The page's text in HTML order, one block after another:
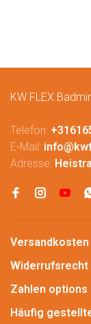
KW FLEX
Telefon:
E-Mail:
Adresse:
Versandkosten
Widerrufsrecht
Zahlen options
Häufig